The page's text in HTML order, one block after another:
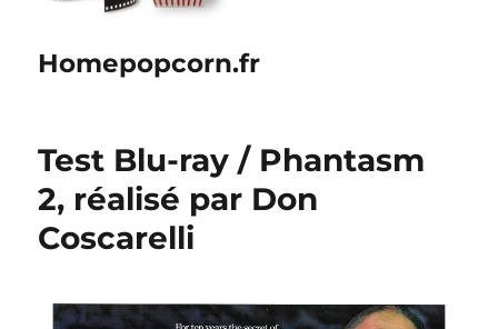
Homepopcorn.fr
Test Blu-ray / Phantasm
2, réalisé par Don
Coscarelli